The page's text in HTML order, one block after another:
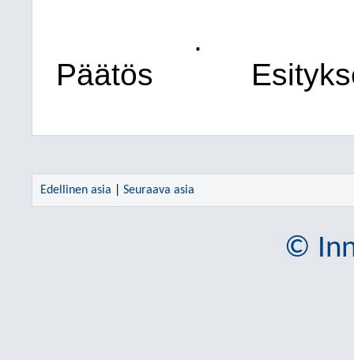
.
Päätös
Edellinen asia Seuraava asia
©